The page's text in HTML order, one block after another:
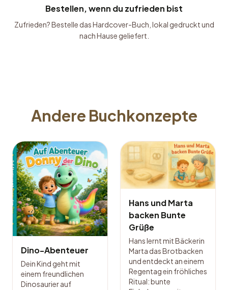
Bestellen, wenn du zufrieden bist
Zufrieden? Bestelle das Hardcover-Buch, lokal gedruckt und
nach Hause geliefert.
Andere Buchkonzepte
Dino-Abenteuer
Dein Kind geht mit
einem freundlichen
Dinosaurier auf
Hans und Marta
backen Bunte
Grüße
Hans lernt mit Bäckerin
Marta das Brotbacken
und entdeckt an einem
Regentag ein fröhliches
Ritual: bunte